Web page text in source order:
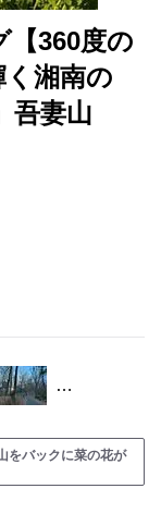
【360度の
湘南の
吾妻山
…
をバックに菜の花が